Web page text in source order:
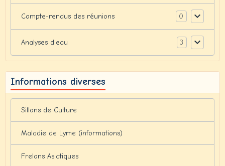
Compte-rendus des réunions 0
Analyses d'eau 3
Informations diverses
Sillons de Culture
Maladie de Lyme (informations)
Frelons Asiatiques